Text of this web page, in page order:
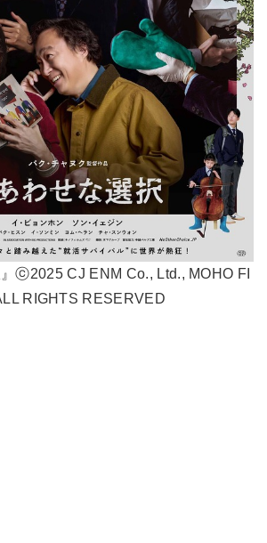
』ⓒ2025 CJ ENM Co., Ltd., MOHO FI
RIGHTS RESERVED